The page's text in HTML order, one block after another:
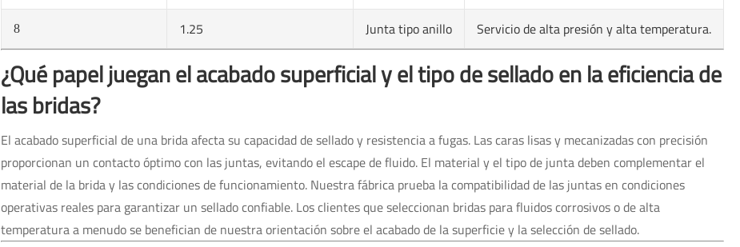
8 1.25 Junta tipo anillo Servicio de alta presión y alta temperatura.
¿Qué papel juegan el acabado superficial y el tipo de sellado en la eficiencia de
las bridas?
El acabado superficial de una brida afecta su capacidad de sellado y resistencia a fugas. Las caras lisas y mecanizadas con precisión
proporcionan un contacto óptimo con las juntas, evitando el escape de fluido. El material y el tipo de junta deben complementar el
material de la brida y las condiciones de funcionamiento. Nuestra fábrica prueba la compatibilidad de las juntas en condiciones
operativas reales para garantizar un sellado confiable. Los clientes que seleccionan bridas para fluidos corrosivos o de alta
temperatura a menudo se benefician de nuestra orientación sobre el acabado de la superficie y la selección de sellado.